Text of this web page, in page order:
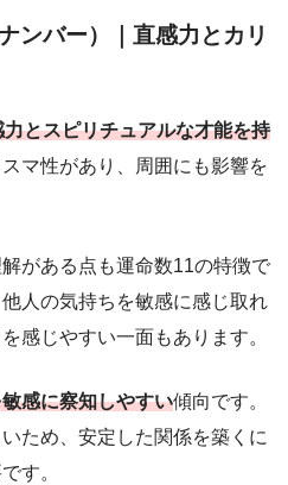
ンバー）｜直感力とカリ
力とスピリチュアルな才能を持
マ性があり、周囲にも影響を
がある点も運命数11の特徴で
人の気持ちを敏感に感じ取れ
感じやすい一面もあります。
感に察知しやすい傾向です。
ため、安定した関係を築くに
す。